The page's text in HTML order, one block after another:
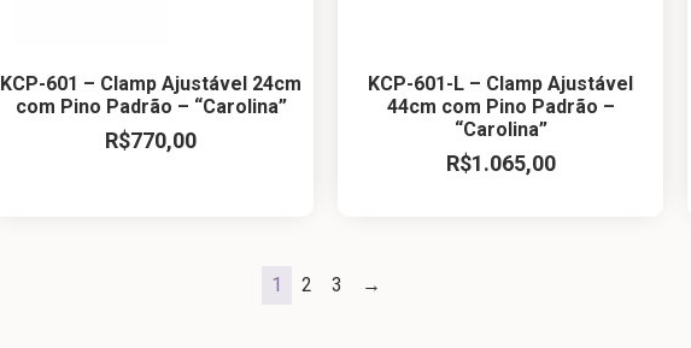
KCP-601 – Clamp Ajustável 24cm
com Pino Padrão – “Carolina”
R$770,00
KCP-601-L – Clamp Ajustável
44cm com Pino Padrão –
“Carolina”
R$1.065,00
1 2 3 →